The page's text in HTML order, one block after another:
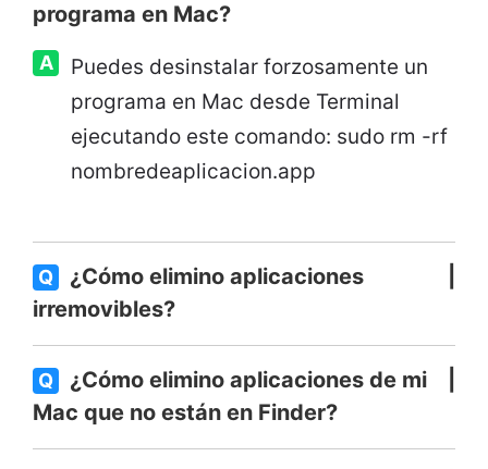
programa en Mac?
A
Puedes desinstalar forzosamente un
programa en Mac desde Terminal
ejecutando este comando: sudo rm -rf
nombredeaplicacion.app
Q
¿Cómo elimino aplicaciones
irremovibles?
Q
¿Cómo elimino aplicaciones de mi
Mac que no están en Finder?